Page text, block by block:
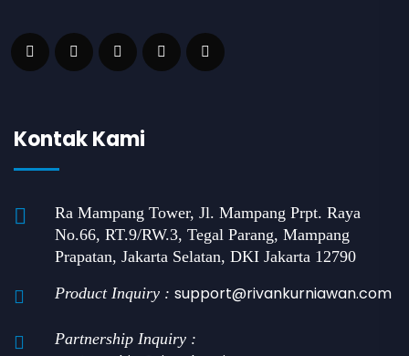
Kontak Kami
Ra Mampang Tower, Jl. Mampang Prpt. Raya
No.66, RT.9/RW.3, Tegal Parang, Mampang
Prapatan, Jakarta Selatan, DKI Jakarta 12790
Product Inquiry : support@rivankurniawan.com
Partnership Inquiry :